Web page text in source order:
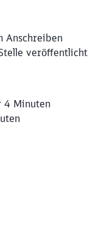
Anschreiben
veröffentlicht
4 Minuten